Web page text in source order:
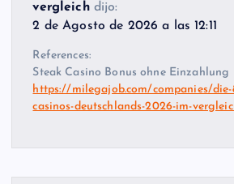
vergleich dijo:
2 de Agosto de 2026 a las 12:11
References:
Steak Casino Bonus ohne Einzahlung
https://milegajob.com/companies/die-
casinos-deutschlands-2026-im-